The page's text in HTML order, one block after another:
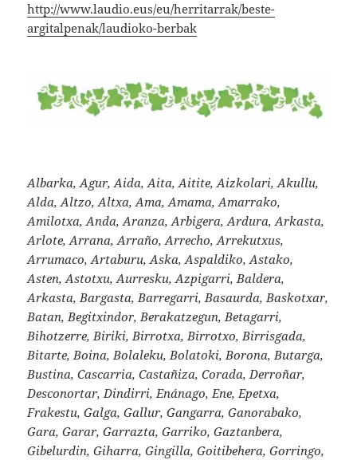
http://www.laudio.eus/eu/herritarrak/beste-
argitalpenak/laudioko-berbak
Albarka, Agur, Aida, Aita, Aitite, Aizkolari, Akullu,
Alda, Altzo, Altxa, Ama, Amama, Amarrako,
Amilotxa, Anda, Aranza, Arbigera, Ardura, Arkasta,
Arlote, Arrana, Arraño, Arrecho, Arrekutxus,
Arrumaco, Artaburu, Aska, Aspaldiko, Astako,
Asten, Astotxu, Aurresku, Azpigarri, Baldera,
Arkasta, Bargasta, Barregarri, Basaurda, Baskotxar,
Batan, Begitxindor, Berakatzegun, Betagarri,
Bihotzerre, Biriki, Birrotxa, Birrotxo, Birrisgada,
Bitarte, Boina, Bolaleku, Bolatoki, Borona, Butarga,
Bustina, Cascarria, Castañiza, Corada, Derroñar,
Desconortar, Dindirri, Enánago, Ene, Epetxa,
Frakestu, Galga, Gallur, Gangarra, Ganorabako,
Gara, Garar, Garrazta, Garriko, Gaztanbera,
Gibelurdin, Giharra, Gingilla, Goitibehera, Gorringo,